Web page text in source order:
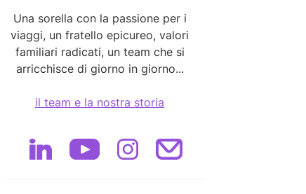
Una sorella con la passione per i
viaggi, un fratello epicureo, valori
familiari radicati, un team che si
arricchisce di giorno in giorno...
il team e la nostra storia